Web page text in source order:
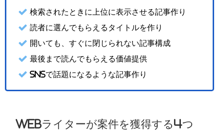
検索されたときに上位に表示させる記事作り
読者に選んでもらえるタイトルを作り
開いても、すぐに閉じられない記事構成
最後まで読んでもらえる価値提供
SNSで話題になるような記事作り
Webライターが案件を獲得する4つ